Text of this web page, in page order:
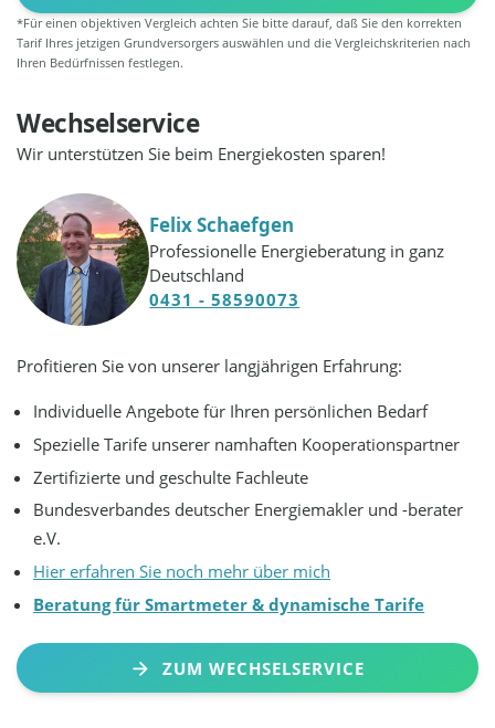
*Für einen objektiven Vergleich achten Sie bitte darauf, daß Sie den korrekten
Tarif Ihres jetzigen Grundversorgers auswählen und die Vergleichskriterien nach
Ihren Bedürfnissen festlegen.
Wechselservice
Wir unterstützen Sie beim Energiekosten sparen!
Felix Schaefgen
Professionelle Energieberatung in ganz
Deutschland
0431 - 58590073
Profitieren Sie von unserer langjährigen Erfahrung:
Individuelle Angebote für Ihren persönlichen Bedarf
Spezielle Tarife unserer namhaften Kooperationspartner
Zertifizierte und geschulte Fachleute
Bundesverbandes deutscher Energiemakler und -berater
e.V.
Hier erfahren Sie noch mehr über mich
Beratung für Smartmeter & dynamische Tarife
ZUM WECHSELSERVICE